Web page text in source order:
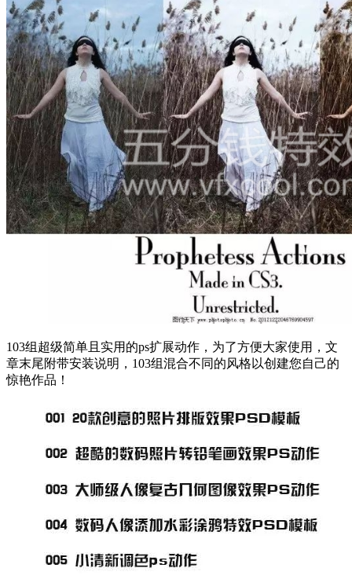
103组超级简单且实用的ps扩展动作，为了方便大家使用，文
章末尾附带安装说明，103组混合不同的风格以创建您自己的
惊艳作品！